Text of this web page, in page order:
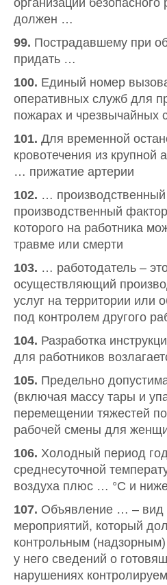
организации безопасного
должен …
99. Пострадавшему при
придать …
100. Единый номер
оперативных служб для
пожарах и чрезвычайных
101. Для временной
кровотечения из крупной
… прижатие артерии
102. …
производственный
которого на работника
травме или смерти
103. … работодатель –
осуществляющий
услуг на территории или
под контролем другого
104. Разработка
для работников
105. Предельно
(включая массу тары и
перемещении тяжестей
рабочей смены для
106. Холодный период
среднесуточной
воздуха плюс … °С и
107. Объявление … – вид
мероприятий, который
контрольным
у него сведений о
нарушениях